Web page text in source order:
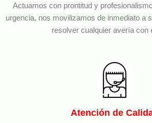
Actuamos con prontitud y
urgencia, nos movilizamos de inmediato a
resolver cualquier avería con
Atención de